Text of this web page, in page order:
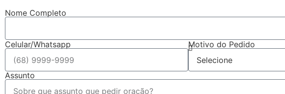
Nome Completo
Celular/Whatsapp Motivo do Pedido
Assunto